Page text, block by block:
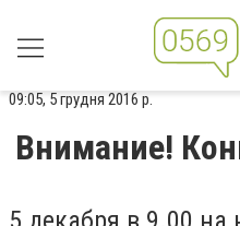
09:05, 5 грудня 2016 р.
Внимание!